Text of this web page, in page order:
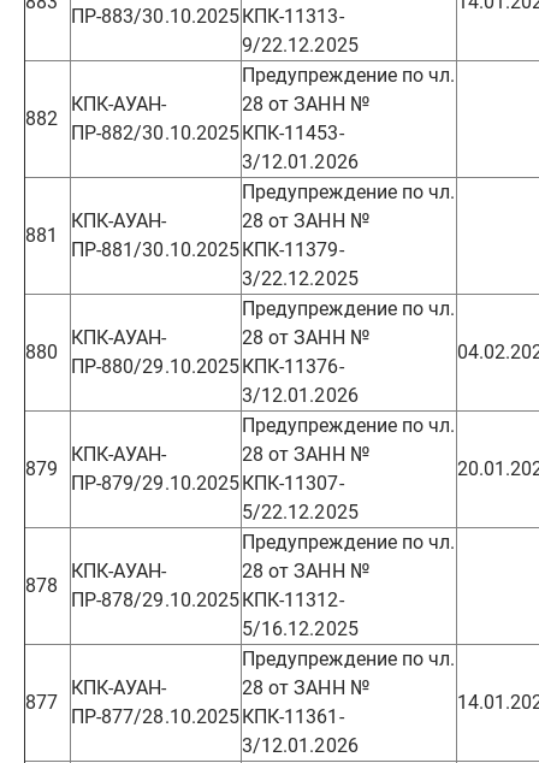
ПР-883/30.10.2025КПК-11313-
9/22.12.2025
882
КПК-АУАН-
ПР-882/30.10.2025
Предупреждение по чл.
28 от ЗАНН №
КПК-11453-
3/12.01.2026
881
КПК-АУАН-
ПР-881/30.10.2025
Предупреждение по чл.
28 от ЗАНН №
КПК-11379-
3/22.12.2025
880
КПК-АУАН-
ПР-880/29.10.2025
Предупреждение по чл.
28 от ЗАНН №
КПК-11376-
3/12.01.2026
879
КПК-АУАН-
ПР-879/29.10.2025
Предупреждение по чл.
28 от ЗАНН №
КПК-11307-
5/22.12.2025
878
КПК-АУАН-
ПР-878/29.10.2025
Предупреждение по чл.
28 от ЗАНН №
КПК-11312-
5/16.12.2025
877
КПК-АУАН-
ПР-877/28.10.2025
Предупреждение по чл.
28 от ЗАНН №
КПК-11361-
3/12.01.2026